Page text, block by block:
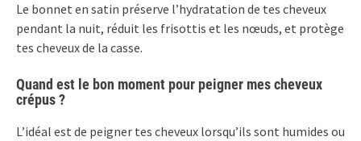
Le bonnet en satin préserve l’hydratation de tes cheveux
pendant la nuit, réduit les frisottis et les nœuds, et protège
tes cheveux de la casse.
Quand est le bon moment pour peigner mes cheveux
crépus ?
L’idéal est de peigner tes cheveux lorsqu’ils sont humides ou